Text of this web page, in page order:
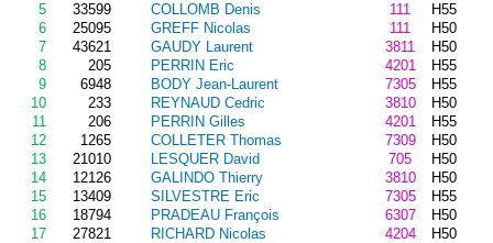
5
33599 COLLOMB Denis 111
H55
6
25095 GREFF Nicolas 111
H50
7
43621 GAUDY Laurent 3811
H50
8
205 PERRIN Eric 4201
H55
9
6948 BODY Jean-Laurent 7305
H55
10
233 REYNAUD Cedric 3810
H50
11
206 PERRIN Gilles 4201
H55
12
1265 COLLETER Thomas 7309
H50
13
21010 LESQUER David 705
H50
14
12126 GALINDO Thierry 3810
H50
15
13409 SILVESTRE Eric 7305
H55
16
18794 PRADEAU François 6307
H50
17
27821 RICHARD Nicolas 4204
H50